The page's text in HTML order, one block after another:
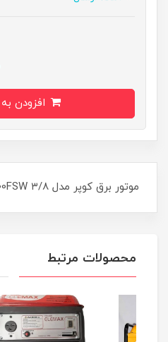
موتور برق کوپر مدل CP4000FSW ۳/۸ کیلووات
محصولات مرتبط